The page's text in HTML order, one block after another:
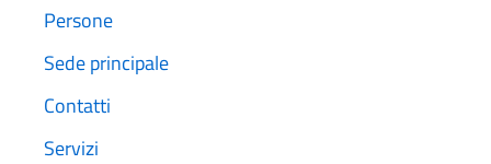
Persone
Sede principale
Contatti
Servizi